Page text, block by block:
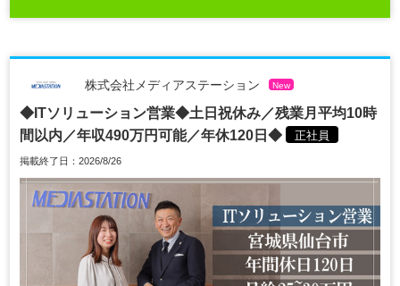
株式会社メディアステーション New
◆ITソリューション営業◆土日祝休み／残業月平均10時
間以内／年収490万円可能／年休120日◆
正社員
掲載終了日：2026/8/26